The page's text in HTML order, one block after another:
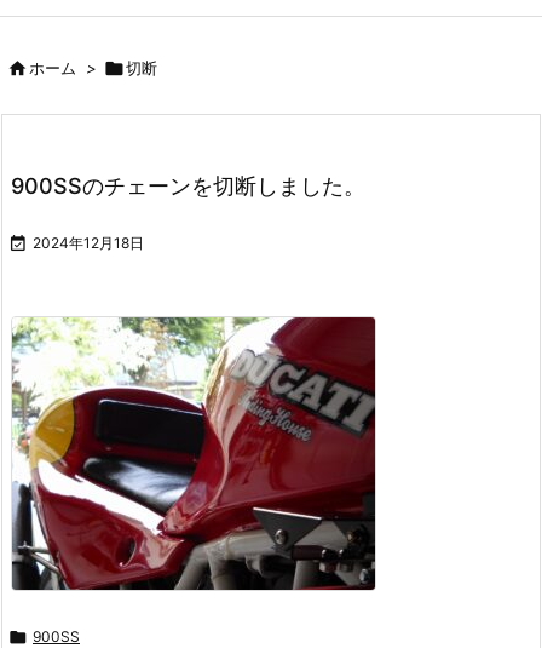
ホーム > 切断
900SSのチェーンを切断しました。
 2024年12月18日
 900SS